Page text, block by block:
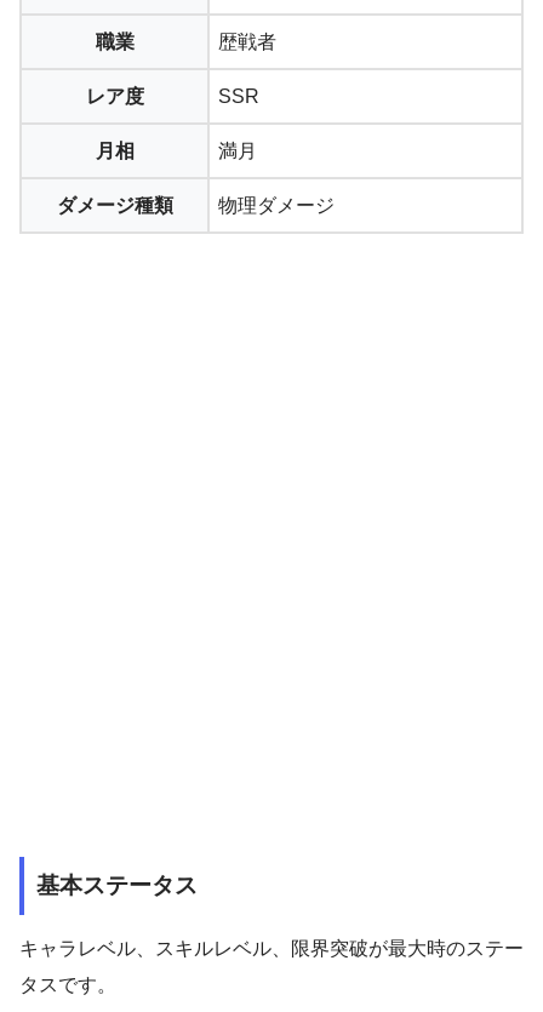
職業 歴戦者
レア度 SSR
月相 満月
ダメージ種類 物理ダメージ
基本ステータス
キャラレベル、スキルレベル、限界突破が最大時のステー
タスです。